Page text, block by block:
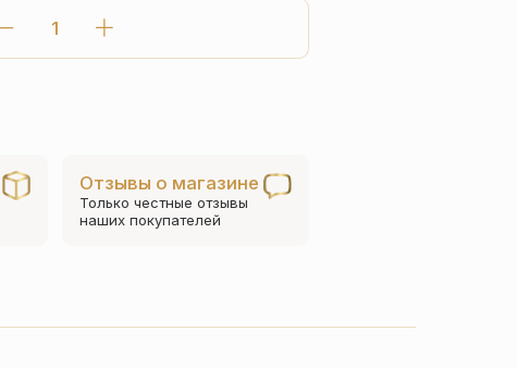
Количество
товара
КРД
04(сруб)
Отзывы о магазине
Только честные отзывы
наших покупателей